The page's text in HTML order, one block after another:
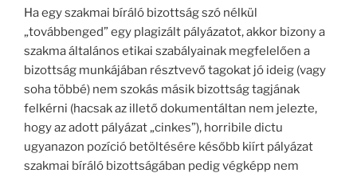
Ha egy szakmai bíráló bizottság szó nélkül
„továbbenged” egy plagizált pályázatot, akkor bizony a
szakma általános etikai szabályainak megfelelően a
bizottság munkájában résztvevő tagokat jó ideig (vagy
soha többé) nem szokás másik bizottság tagjának
felkérni (hacsak az illető dokumentáltan nem jelezte,
hogy az adott pályázat „cinkes”), horribile dictu
ugyanazon pozíció betöltésére később kiírt pályázat
szakmai bíráló bizottságában pedig végképp nem